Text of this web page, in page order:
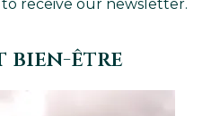
receive our newsletter.
bien-être